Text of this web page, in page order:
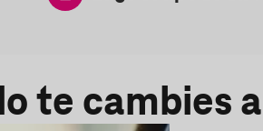
te cambies